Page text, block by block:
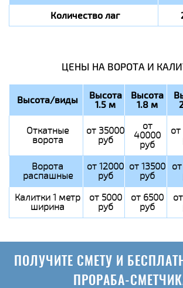
Количество лаг
ЦЕНЫ НА ВОРОТА И
Высота/виды Высота
1.5 м
Высота
1.8 м
Откатные
ворота
от 35000
руб
от
40000
руб
Ворота
распашные
от 12000
руб
от 13500
руб
Калитки 1 метр
ширина
от 5000
руб
от 6500
руб
ПОЛУЧИТЕ СМЕТУ И
ПРОРАБА-